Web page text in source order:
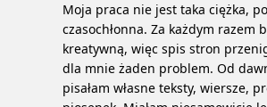
Moja praca nie jest taka ciężka,
czasochłonna. Za każdym razem
kreatywną, więc spis stron
dla mnie żaden problem. Od
pisałam własne teksty, wiersze,